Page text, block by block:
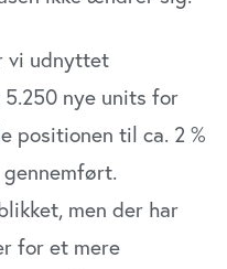
vi udnyttet
nye units for
positionen til ca. 2 %
men der har
for et mere